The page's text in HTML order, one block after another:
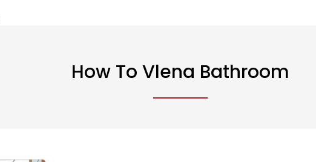
How To Vlena Bathroom